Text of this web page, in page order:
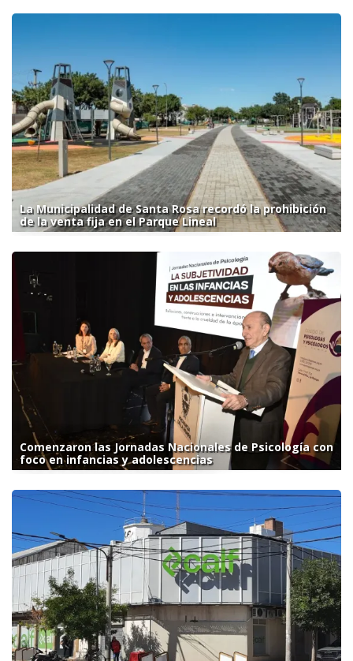
La Municipalidad de Santa Rosa recordó la prohibición
de la venta fija en el Parque Lineal
Comenzaron las Jornadas Nacionales de Psicología con
foco en infancias y adolescencias